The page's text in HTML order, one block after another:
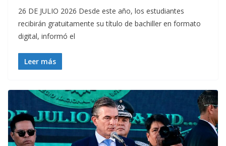
26 DE JULIO 2026 Desde este año, los estudiantes
recibirán gratuitamente su título de bachiller en formato
digital, informó el
Leer más